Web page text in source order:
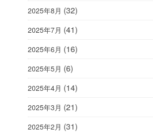
2025年8月 (32)
2025年7月 (41)
2025年6月 (16)
2025年5月 (6)
2025年4月 (14)
2025年3月 (21)
2025年2月 (31)